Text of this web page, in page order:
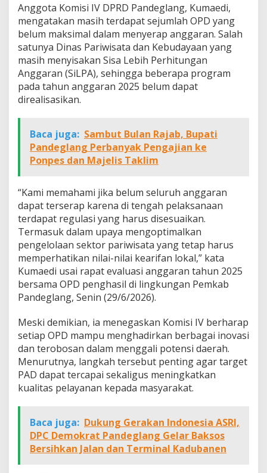
Anggota Komisi IV DPRD Pandeglang, Kumaedi,
mengatakan masih terdapat sejumlah OPD yang
belum maksimal dalam menyerap anggaran. Salah
satunya Dinas Pariwisata dan Kebudayaan yang
masih menyisakan Sisa Lebih Perhitungan
Anggaran (SiLPA), sehingga beberapa program
pada tahun anggaran 2025 belum dapat
direalisasikan.
Baca juga: Sambut Bulan Rajab, Bupati
Pandeglang Perbanyak Pengajian ke
Ponpes dan Majelis Taklim
“Kami memahami jika belum seluruh anggaran
dapat terserap karena di tengah pelaksanaan
terdapat regulasi yang harus disesuaikan.
Termasuk dalam upaya mengoptimalkan
pengelolaan sektor pariwisata yang tetap harus
memperhatikan nilai-nilai kearifan lokal,” kata
Kumaedi usai rapat evaluasi anggaran tahun 2025
bersama OPD penghasil di lingkungan Pemkab
Pandeglang, Senin (29/6/2026).
Meski demikian, ia menegaskan Komisi IV berharap
setiap OPD mampu menghadirkan berbagai inovasi
dan terobosan dalam menggali potensi daerah.
Menurutnya, langkah tersebut penting agar target
PAD dapat tercapai sekaligus meningkatkan
kualitas pelayanan kepada masyarakat.
Baca juga: Dukung Gerakan Indonesia ASRI,
DPC Demokrat Pandeglang Gelar Baksos
Bersihkan Jalan dan Terminal Kadubanen